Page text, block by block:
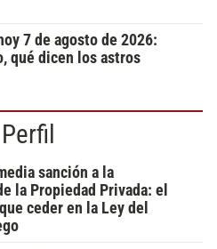
7 de agosto de 2026:
qué dicen los astros
sanción a la
la Propiedad Privada: el
ceder en la Ley del